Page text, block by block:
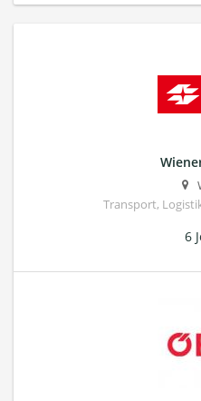
Transport,
6